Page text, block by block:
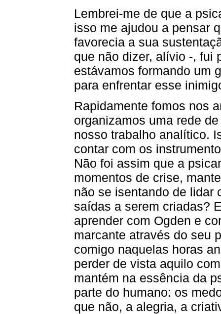
Lembrei-me de que a
isso me ajudou a pensar
favorecia a sua
que não dizer, alívio -, fui
estávamos formando um
para enfrentar esse
Rapidamente fomos nos
organizamos uma rede
nosso trabalho analítico.
contar com os
Não foi assim que a
momentos de crise,
não se isentando de lidar
saídas a serem criadas?
aprender com Ogden e
marcante através do seu
comigo naquelas horas
perder de vista aquilo
mantém na essência da
parte do humano: os
que não, a alegria, a